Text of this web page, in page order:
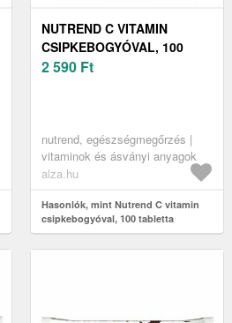
NUTREND C VITAMIN
CSIPKEBOGYÓVAL, 100
TABLETTA
2 590 Ft
nutrend, egészségmegőrzés |
vitaminok és ásványi anyagok
alza.hu
Hasonlók, mint Nutrend C vitamin
csipkebogyóval, 100 tabletta